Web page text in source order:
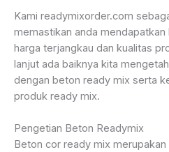
Kami readymixorder.com
memastikan anda
harga terjangkau dan kualitas
lanjut ada baiknya kita
dengan beton ready mix serta
produk ready mix.
Pengetian Beton Readymix
Beton cor ready mix